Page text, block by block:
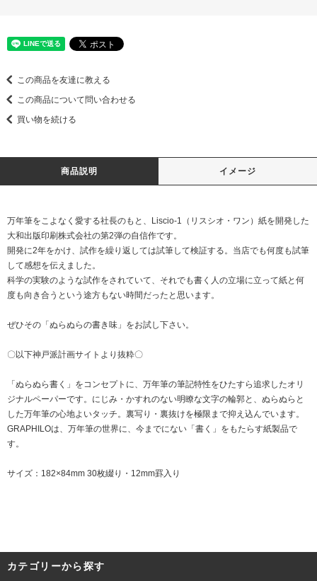
この商品を友達に教える
この商品について問い合わせる
買い物を続ける
商品説明 イメージ
万年筆をこよなく愛する社長のもと、Liscio-1（リスシオ・ワン）紙を開発した
大和出版印刷株式会社の第2弾の自信作です。
開発に2年をかけ、試作を繰り返しては試筆して検証する。当店でも何度も試筆
して感想を伝えました。
科学の実験のような試作をされていて、それでも書く人の立場に立って紙と何
度も向き合うという途方もない時間だったと思います。
ぜひその「ぬらぬらの書き味」をお試し下さい。
〇以下神戸派計画サイトより抜粋〇
「ぬらぬら書く」をコンセプトに、万年筆の筆記特性をひたすら追求したオリ
ジナルペーパーです。にじみ・かすれのない明瞭な文字の輪郭と、ぬらぬらと
した万年筆の心地よいタッチ。裏写り・裏抜けを極限まで抑え込んでいます。
GRAPHILOは、万年筆の世界に、今までにない「書く」をもたらす紙製品で
す。
サイズ：182×84mm 30枚綴り・12mm罫入り
カテゴリーから探す